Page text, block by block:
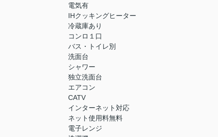
電気有
IHクッキングヒーター
冷蔵庫あり
コンロ１口
バス・トイレ別
洗面台
シャワー
独立洗面台
エアコン
CATV
インターネット対応
ネット使用料無料
電子レンジ